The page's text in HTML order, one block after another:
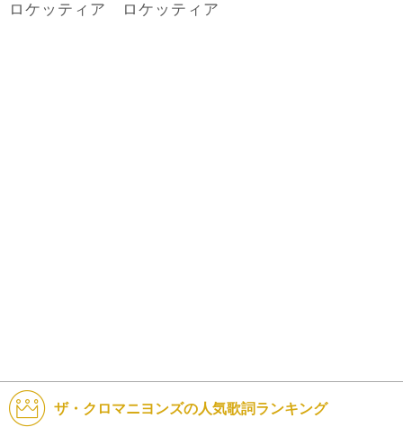
ロケッティア ロケッティア
ザ・クロマニヨンズの人気歌詞ランキング